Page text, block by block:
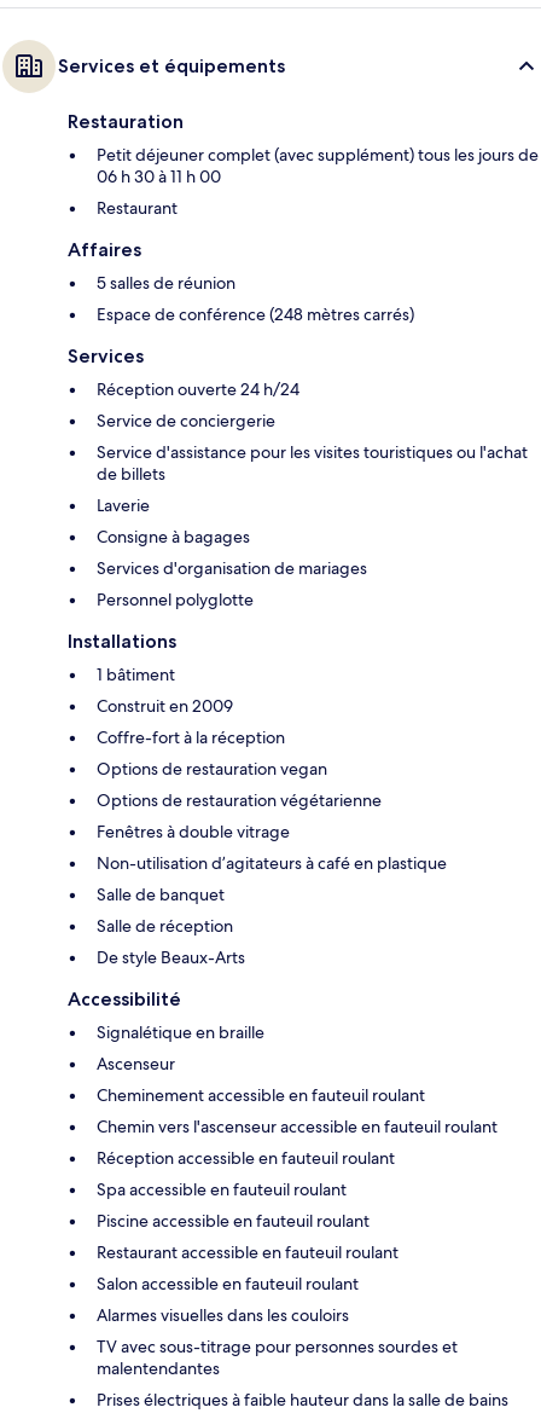
Services et équipements
Restauration
Petit déjeuner complet (avec supplément) tous les jours de
06 h 30 à 11 h 00
Restaurant
Affaires
5 salles de réunion
Espace de conférence (248 mètres carrés)
Services
Réception ouverte 24 h/24
Service de conciergerie
Service d'assistance pour les visites touristiques ou l'achat
de billets
Laverie
Consigne à bagages
Services d'organisation de mariages
Personnel polyglotte
Installations
1 bâtiment
Construit en 2009
Coffre-fort à la réception
Options de restauration vegan
Options de restauration végétarienne
Fenêtres à double vitrage
Non-utilisation d’agitateurs à café en plastique
Salle de banquet
Salle de réception
De style Beaux-Arts
Accessibilité
Signalétique en braille
Ascenseur
Cheminement accessible en fauteuil roulant
Chemin vers l'ascenseur accessible en fauteuil roulant
Réception accessible en fauteuil roulant
Spa accessible en fauteuil roulant
Piscine accessible en fauteuil roulant
Restaurant accessible en fauteuil roulant
Salon accessible en fauteuil roulant
Alarmes visuelles dans les couloirs
TV avec sous-titrage pour personnes sourdes et
malentendantes
Prises électriques à faible hauteur dans la salle de bains